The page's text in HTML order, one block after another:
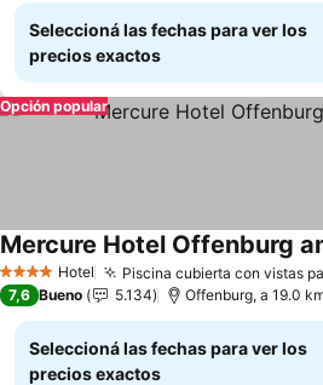
Seleccioná las fechas para ver los
precios exactos
Opción popular
4 EstrellasHotel Piscina cubierta con vistas
Mercure Hotel Offenburg
7,6 Bueno 5.134 Offenburg, a 19.0
Seleccioná las fechas para ver los
precios exactos